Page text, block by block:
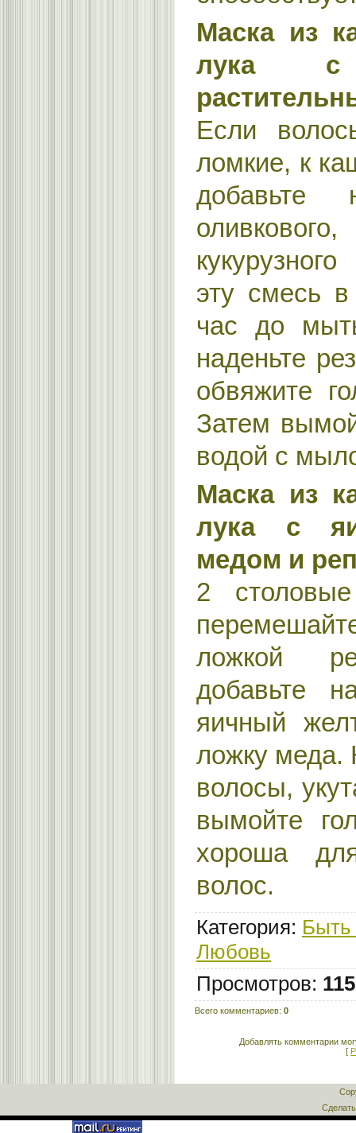
Маска из
лука
Если
ломкие, к
добавьте
эту смесь
час до
наденьте
обвяжите
Затем
водой с
Маска из
лука с
медом и
2
ложкой
добавьте
яичный
ложку меда.
волосы,
вымойте
хороша
волос.
Категория: Быть
Любовь
Просмотров:
Всего комментариев: 0
Добавлять комментарии
[